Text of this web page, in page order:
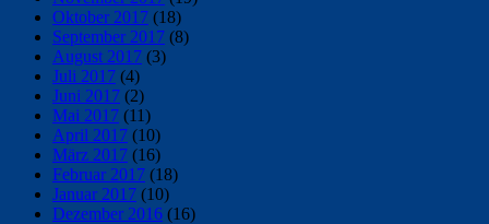
Oktober 2017 (18)
September 2017 (8)
August 2017 (3)
Juli 2017 (4)
Juni 2017 (2)
Mai 2017 (11)
April 2017 (10)
März 2017 (16)
Februar 2017 (18)
Januar 2017 (10)
Dezember 2016 (16)